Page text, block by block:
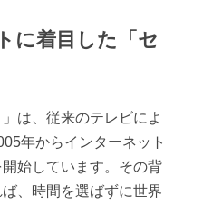
に着目した「セ
は、従来のテレビによ
年からインターネット
始しています。その背
、時間を選ばずに世界